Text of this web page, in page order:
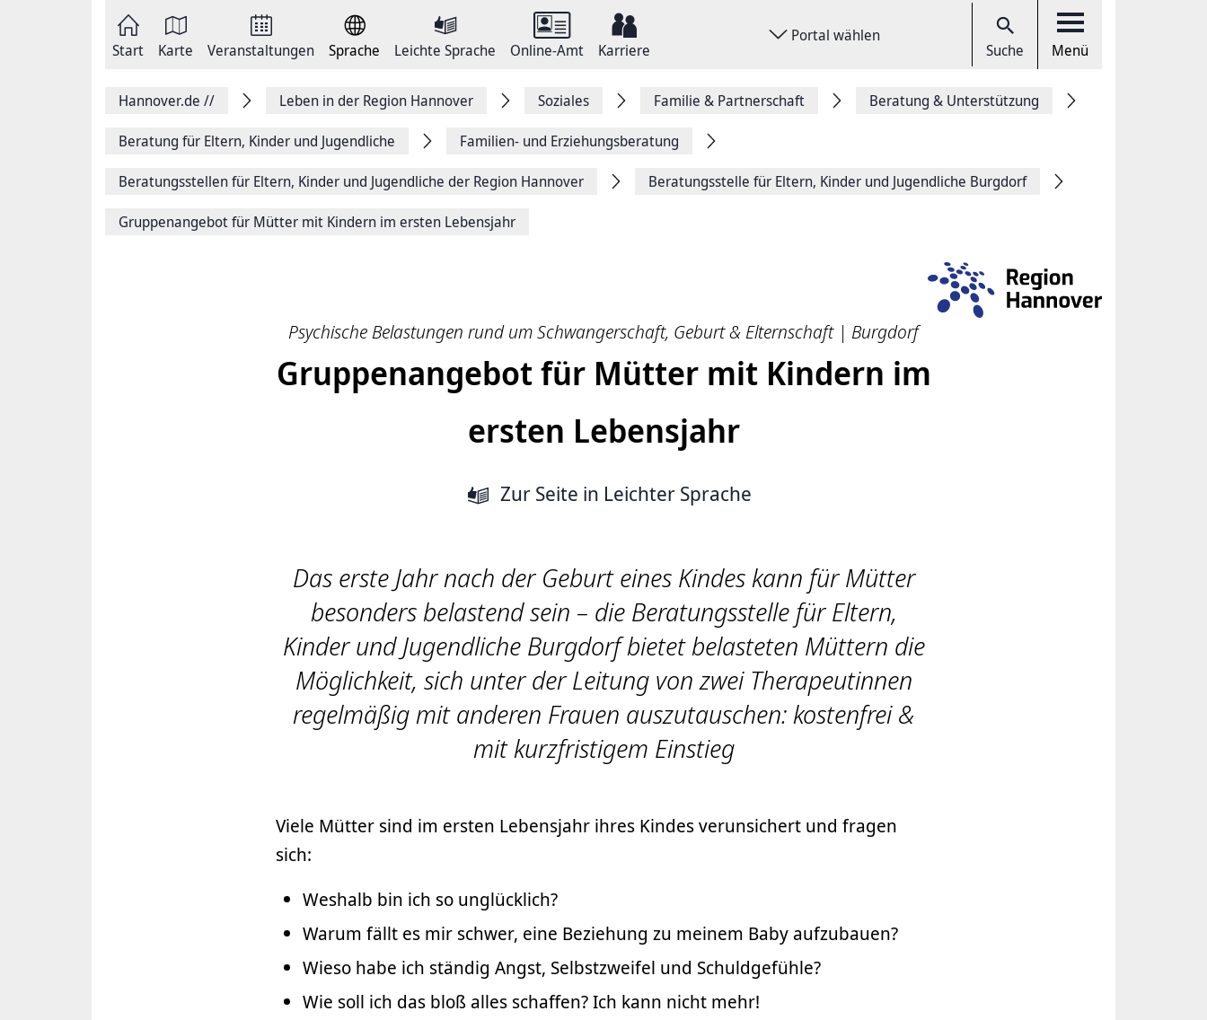
Start Karte Veranstaltungen Sprache Leichte Sprache Online-Amt Karriere
Portal wählen
Suche Menü
Hannover.de // Leben in der Region Hannover Soziales Familie & Partnerschaft Beratung & Unterstützung
Beratung für Eltern, Kinder und Jugendliche Familien- und Erziehungsberatung
Beratungsstellen für Eltern, Kinder und Jugendliche der Region Hannover Beratungsstelle für Eltern, Kinder und Jugendliche Burgdorf
Gruppenangebot für Mütter mit Kindern im ersten Lebensjahr
Psychische Belastungen rund um Schwangerschaft, Geburt & Elternschaft | Burgdorf
Gruppenangebot für Mütter mit Kindern im
ersten Lebensjahr
Zur Seite in Leichter Sprache
Das erste Jahr nach der Geburt eines Kindes kann für Mütter
besonders belastend sein – die Beratungsstelle für Eltern,
Kinder und Jugendliche Burgdorf bietet belasteten Müttern die
Möglichkeit, sich unter der Leitung von zwei Therapeutinnen
regelmäßig mit anderen Frauen auszutauschen: kostenfrei &
mit kurzfristigem Einstieg
Viele Mütter sind im ersten Lebensjahr ihres Kindes verunsichert und fragen
sich:
Weshalb bin ich so unglücklich?
Warum fällt es mir schwer, eine Beziehung zu meinem Baby aufzubauen?
Wieso habe ich ständig Angst, Selbstzweifel und Schuldgefühle?
Wie soll ich das bloß alles schaffen? Ich kann nicht mehr!